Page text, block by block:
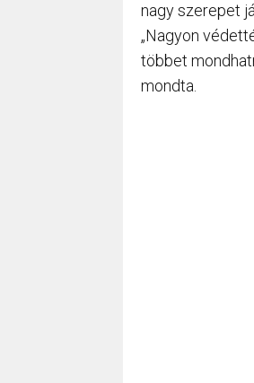
nagy szerepet
„Nagyon
többet
mondta.